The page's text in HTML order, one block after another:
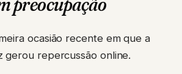
ocasião recente em que a
gerou repercussão online.